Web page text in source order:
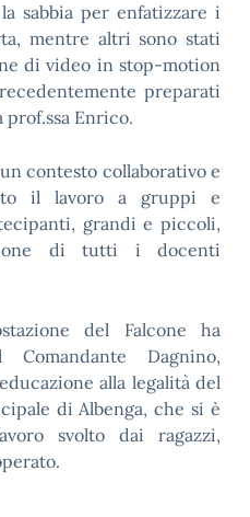
sabbia per enfatizzare i
mentre altri sono stati
di video in stop-motion
preparati
prof.ssa Enrico.
contesto collaborativo e
il lavoro a gruppi e
grandi e piccoli,
di tutti i docenti
del Falcone ha
Dagnino,
alla legalità del
di Albenga, che si è
svolto dai ragazzi,